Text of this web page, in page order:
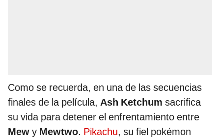
Como se recuerda, en una de las secuencias
finales de la película, Ash Ketchum sacrifica
su vida para detener el enfrentamiento entre
Mew y Mewtwo. Pikachu, su fiel pokémon